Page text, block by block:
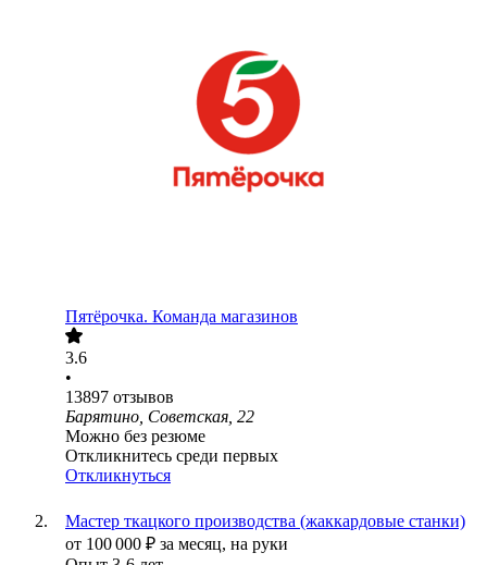
Пятёрочка. Команда магазинов
3.6
•
13897 отзывов
Барятино, Советская, 22
Можно без резюме
Откликнитесь среди первых
Откликнуться
Мастер ткацкого производства (жаккардовые станки)
от 100 000 ₽ за месяц, на руки